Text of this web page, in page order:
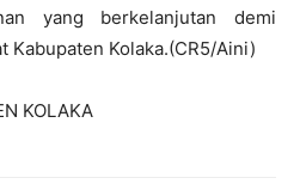
yang berkelanjutan demi
Kabupaten Kolaka.(CR5/Aini)
KOLAKA